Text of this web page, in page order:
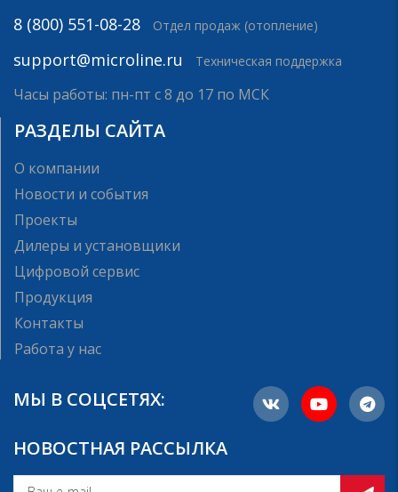
8 (800) 551-08-28 Отдел продаж (отопление)
support@microline.ru Техническая поддержка
Часы работы: пн-пт с 8 до 17 по МСК
РАЗДЕЛЫ САЙТА
О компании
Новости и события
Проекты
Дилеры и установщики
Цифровой сервис
Продукция
Контакты
Работа у нас
МЫ В СОЦСЕТЯХ:
НОВОСТНАЯ РАССЫЛКА